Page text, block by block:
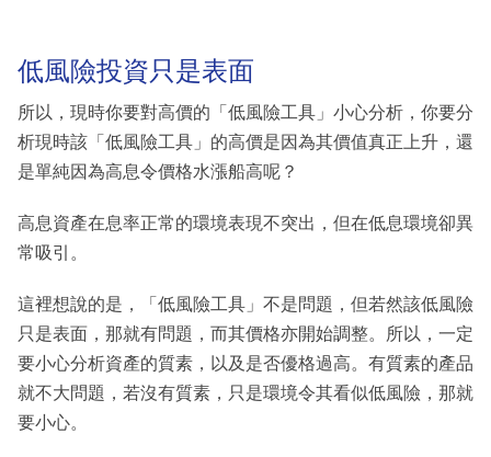
低風險投資只是表面
所以，現時你要對高價的「低風險工具」小心分析，你要分
析現時該「低風險工具」的高價是因為其價值真正上升，還
是單純因為高息令價格水漲船高呢？
高息資產在息率正常的環境表現不突出，但在低息環境卻異
常吸引。
這裡想說的是，「低風險工具」不是問題，但若然該低風險
只是表面，那就有問題，而其價格亦開始調整。所以，一定
要小心分析資產的質素，以及是否優格過高。有質素的產品
就不大問題，若沒有質素，只是環境令其看似低風險，那就
要小心。